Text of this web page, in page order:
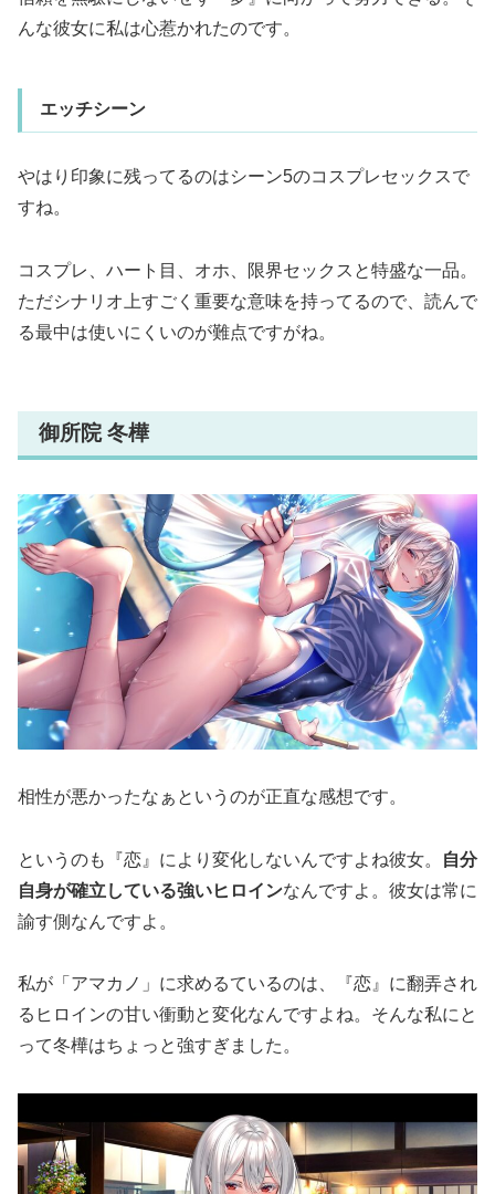
んな彼女に私は心惹かれたのです。
エッチシーン
やはり印象に残ってるのはシーン5のコスプレセックスで
すね。
コスプレ、ハート目、オホ、限界セックスと特盛な一品。
ただシナリオ上すごく重要な意味を持ってるので、読んで
る最中は使いにくいのが難点ですがね。
御所院 冬樺
相性が悪かったなぁというのが正直な感想です。
というのも『恋』により変化しないんですよね彼女。
自分
自身が確立している強いヒロインなんですよ。彼女は常に
諭す側なんですよ。
私が「アマカノ」に求めるているのは、『恋』に翻弄され
るヒロインの甘い衝動と変化なんですよね。そんな私にと
って冬樺はちょっと強すぎました。